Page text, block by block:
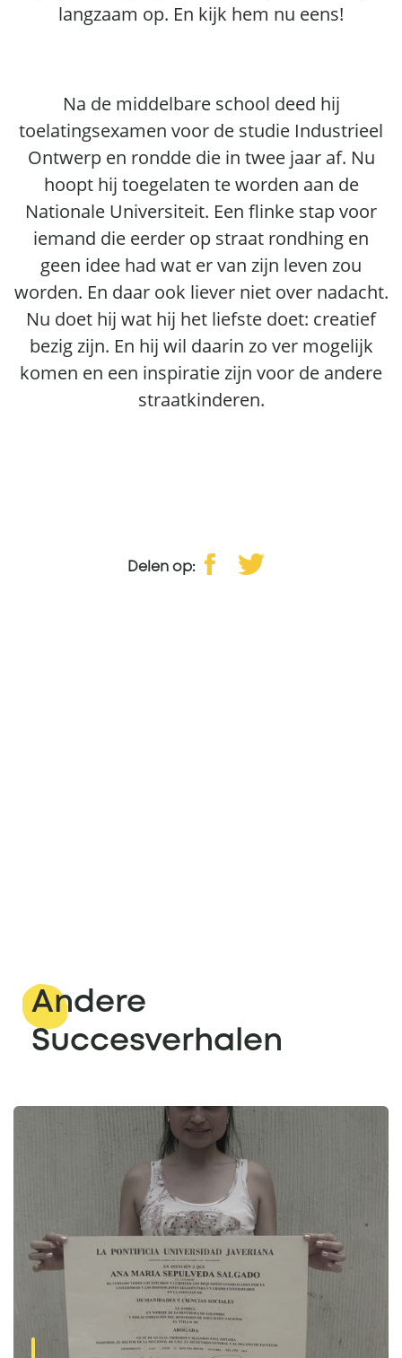
langzaam op. En kijk hem nu eens!
Na de middelbare school deed hij
toelatingsexamen voor de studie Industrieel
Ontwerp en rondde die in twee jaar af. Nu
hoopt hij toegelaten te worden aan de
Nationale Universiteit. Een flinke stap voor
iemand die eerder op straat rondhing en
geen idee had wat er van zijn leven zou
worden. En daar ook liever niet over nadacht.
Nu doet hij wat hij het liefste doet: creatief
bezig zijn. En hij wil daarin zo ver mogelijk
komen en een inspiratie zijn voor de andere
straatkinderen.
Delen op:
Andere
Succesverhalen